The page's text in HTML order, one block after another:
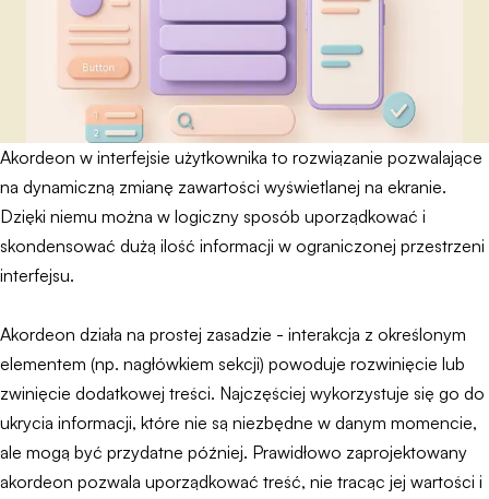
Akordeon w interfejsie użytkownika to rozwiązanie pozwalające
na dynamiczną zmianę zawartości wyświetlanej na ekranie.
Dzięki niemu można w logiczny sposób uporządkować i
skondensować dużą ilość informacji w ograniczonej przestrzeni
interfejsu.
Akordeon działa na prostej zasadzie - interakcja z określonym
elementem (np. nagłówkiem sekcji) powoduje rozwinięcie lub
zwinięcie dodatkowej treści. Najczęściej wykorzystuje się go do
ukrycia informacji, które nie są niezbędne w danym momencie,
ale mogą być przydatne później. Prawidłowo zaprojektowany
akordeon pozwala uporządkować treść, nie tracąc jej wartości i